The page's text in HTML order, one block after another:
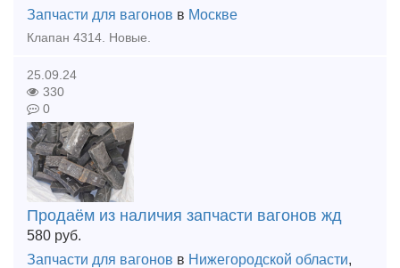
Запчасти для вагонов в Москве
Клапан 4314. Новые.
25.09.24
330
0
Продаём из наличия запчасти вагонов жд
580 руб.
Запчасти для вагонов в Нижегородской области,